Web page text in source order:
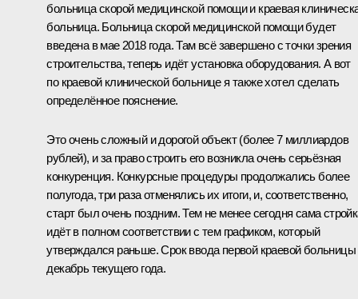
больница скорой медицинской помощи и краевая
больница. Больница скорой медицинской помощи будет
введена в мае 2018 года. Там всё завершено с точки зрения
строительства, теперь идёт установка оборудования. А вот
по краевой клинической больнице я также хотел сделать
определённое пояснение.
Это очень сложный и дорогой объект (более 7 миллиардов
рублей), и за право строить его возникла очень серьёзная
конкуренция. Конкурсные процедуры продолжались более
полугода, три раза отменялись их итоги, и, соответственно,
старт был очень поздним. Тем не менее сегодня сама
идёт в полном соответствии с тем графиком, который
утверждался раньше. Срок ввода первой краевой больницы
декабрь текущего года.